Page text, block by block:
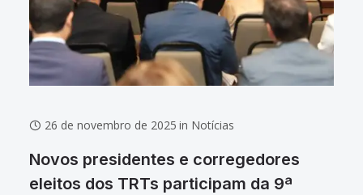
26 de novembro de 2025 in Notícias
Novos presidentes e corregedores
eleitos dos TRTs participam da 9ª